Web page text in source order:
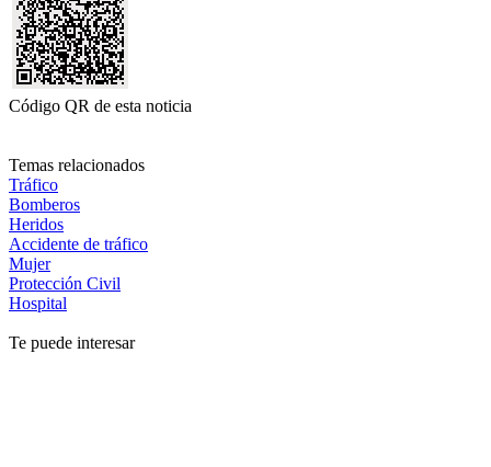
Código QR de esta noticia
Temas relacionados
Tráfico
Bomberos
Heridos
Accidente de tráfico
Mujer
Protección Civil
Hospital
Te puede interesar